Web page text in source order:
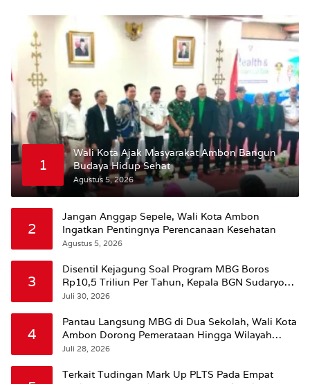
1
Wali Kota Ajak Masyarakat Ambon Bangun
Budaya Hidup Sehat
Agustus 5, 2026
2
Jangan Anggap Sepele, Wali Kota Ambon
Ingatkan Pentingnya Perencanaan Kesehatan
Agustus 5, 2026
3
Disentil Kejagung Soal Program MBG Boros
Rp10,5 Triliun Per Tahun, Kepala BGN Sudaryono
Beri Penjelasan
Juli 30, 2026
4
Pantau Langsung MBG di Dua Sekolah, Wali Kota
Ambon Dorong Pemerataan Hingga Wilayah
Leitimur Selatan
Juli 28, 2026
Terkait Tudingan Mark Up PLTS Pada Empat